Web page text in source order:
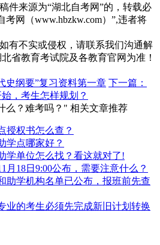
件来源为“湖北自考网”的，转载必
考网（www.hbzkw.com）”,违者将
有不实或侵权，请联系我们沟通解
省教育考试院及各教育官网为准！
史纲要”复习资料第一章 下一篇：
，考生怎样规划？
么？难考吗？" 相关文章推荐
授权书怎么查？
学点哪家好？
学单位怎么找？看这就对了!
月18日9:00公布，需要注意什么？
助学机构名单已公布，报班前先查
业的考生必须先完成新旧计划转换